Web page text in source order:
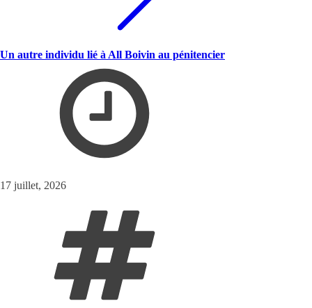
Un autre individu lié à All Boivin au pénitencier
17 juillet, 2026